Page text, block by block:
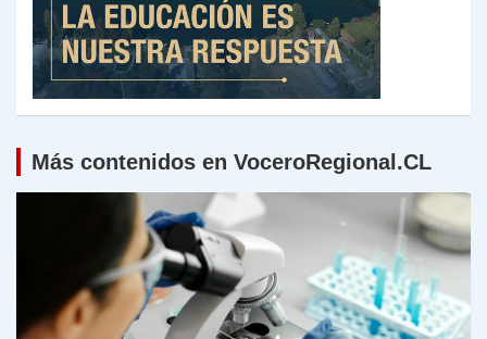
Más contenidos en VoceroRegional.CL